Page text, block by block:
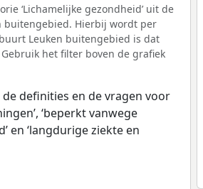
‘Lichamelijke gezondheid’ uit de
buitengebied. Hierbij wordt per
Leuken buitengebied is dat
het filter boven de grafiek
definities en de vragen voor
‘beperkt vanwege
en ‘langdurige ziekte en